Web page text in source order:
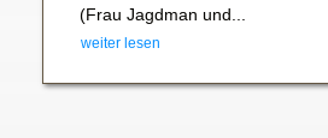
(Frau Jagdman und...
weiter lesen